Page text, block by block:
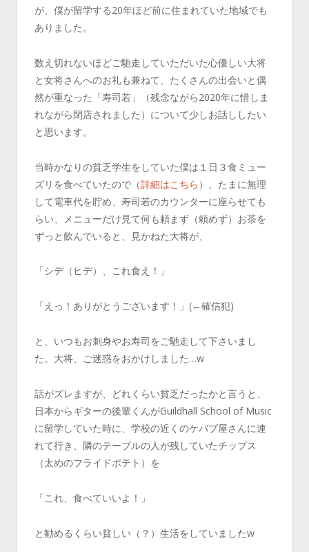
が、僕が留学する20年ほど前に住まれていた地域でも
ありました。
数え切れないほどご馳走していただいた心優しい大将
と女将さんへのお礼も兼ねて、たくさんの出会いと偶
然が重なった「寿司若」（残念ながら2020年に惜しま
れながら閉店されました）について少しお話ししたい
と思います。
当時かなりの貧乏学生をしていた僕は１日３食ミュー
ズリを食べていたので（詳細はこちら ）、たまに無理
して電車代を貯め、寿司若のカウンターに座らせても
らい、メニューだけ見て何も頼まず（頼めず）お茶を
ずっと飲んでいると、見かねた大将が、
「シデ（ヒデ）、これ食え！」
「えっ！ありがとうございます！」(←確信犯)
と、いつもお刺身やお寿司をご馳走して下さいまし
た。大将、ご迷惑をおかけしました…w
話がズレますが、どれくらい貧乏だったかと言うと、
日本からギターの後輩くんがGuildhall School of Music
に留学していた時に、学校の近くのケバブ屋さんに連
れて行き、隣のテーブルの人が残していたチップス
（太めのフライドポテト）を
「これ、食べていいよ！」
と勧めるくらい貧しい（？）生活をしていましたw